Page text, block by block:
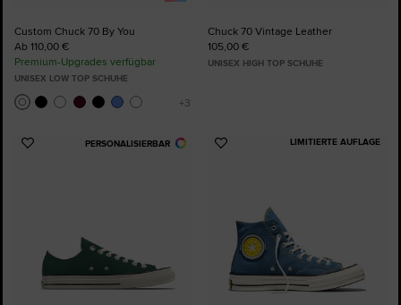
Custom Chuck 70 By You
Ab 110,00 €
Premium-Upgrades verfügbar
UNISEX LOW TOP SCHUHE
Chuck 70 Vintage Leather
105,00 €
UNISEX HIGH TOP SCHUHE
PERSONALISIERBAR
Zu
LIMITIERTE AUFLAGE
Zu